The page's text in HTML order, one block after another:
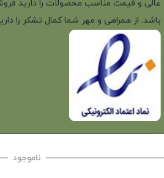
ناموجود
عالی و قیمت مناسب محصولات را دارید
باشد. از همراهی و مهر شما کمال تشکر را